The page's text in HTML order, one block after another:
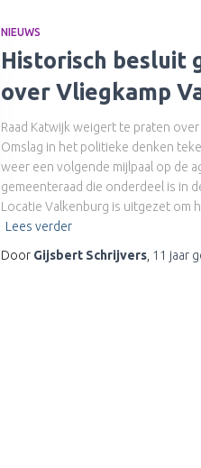
NIEUWS
Historisch besluit
over Vliegkamp
Raad Katwijk weigert te praten
Omslag in het politieke denken
weer een volgende mijlpaal op de
gemeenteraad die onderdeel is in
Locatie Valkenburg is uitgezet om
Lees verder
Door Gijsbert Schrijvers 11 jaar